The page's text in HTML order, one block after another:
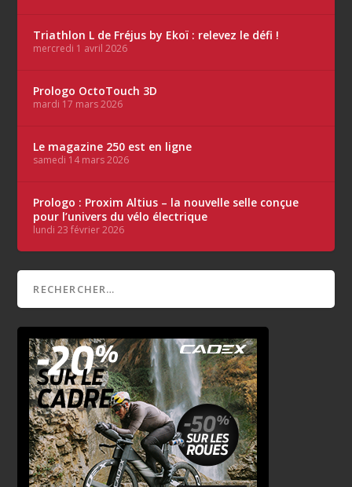
Triathlon L de Fréjus by Ekoï : relevez le défi !
mercredi 1 avril 2026
Prologo OctoTouch 3D
mardi 17 mars 2026
Le magazine 250 est en ligne
samedi 14 mars 2026
Prologo : Proxim Altius – la nouvelle selle conçue
pour l’univers du vélo électrique
lundi 23 février 2026